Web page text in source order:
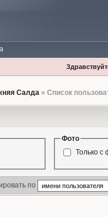
Салда» Список
Фото
Только с
по